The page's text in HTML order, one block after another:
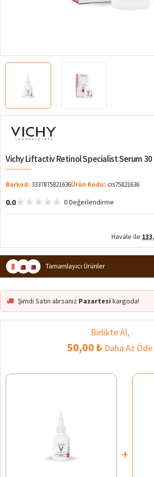
Vichy Liftactiv Retinol Specialist Serum 30
Barkod: 3337875821636Ürün Kodu: crs75821636
0.0 0 Değerlendirme
Havale ile
Tamamlayıcı Ürünler
Şimdi Satın alırsanız Pazartesi kargoda!
Birlikte Al,
50,00 ₺ Daha Az Öde
+